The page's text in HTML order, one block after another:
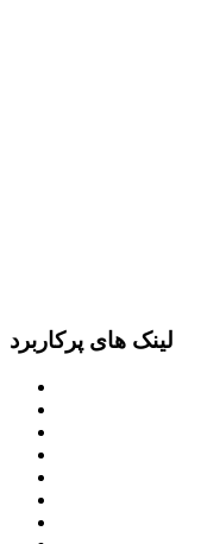
لینک های پرکاربرد